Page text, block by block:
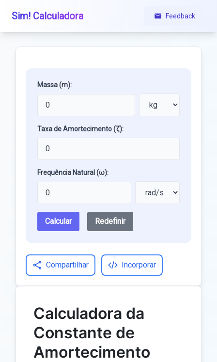
Sim! Calculadora Feedback
Massa (m):
Taxa de Amortecimento (ζ):
Frequência Natural (ω):
Calcular Redefinir
Compartilhar Incorporar
Calculadora da
Constante de
Amortecimento